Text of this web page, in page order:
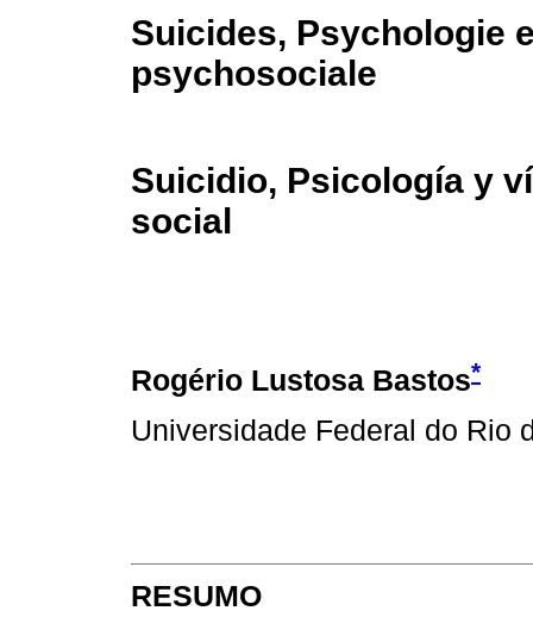
Suicides, Psychologie
psychosociale
Suicidio, Psicología y
social
Rogério Lustosa Bastos*
Universidade Federal do Rio
RESUMO